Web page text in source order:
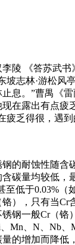
陵 《答苏武书
坡志林·游松风
息。”曹禺《
在露出有点疲
疲乏得很，遇
的耐蚀性随含
碳量均较低，
至低于0.03%（
），只有当Cr
钢一般Cr（铬
Mn、N、Nb、
的增加而降低